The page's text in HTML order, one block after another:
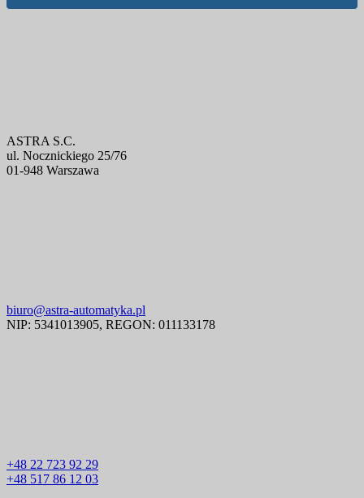
ASTRA S.C.
ul. Nocznickiego 25/76
01-948 Warszawa
biuro@astra-automatyka.pl
NIP: 5341013905, REGON: 011133178
+48 22 723 92 29
+48 517 86 12 03